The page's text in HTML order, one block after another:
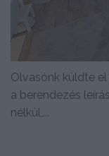
Olvasónk küldte
a berendezés
nélkül,...